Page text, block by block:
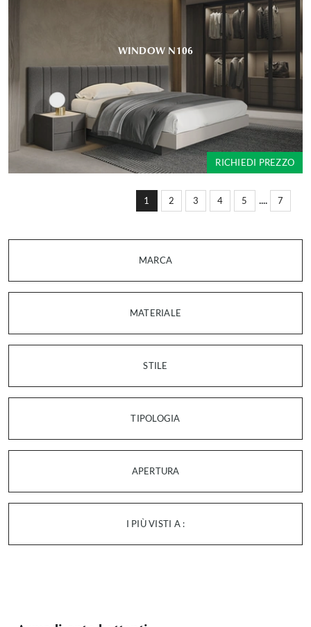
MARCA
MATERIALE
STILE
TIPOLOGIA
APERTURA
I PIÙ VISTI A :
1 2 3 4 5 .... 7
WINDOW N106
RICHIEDI PREZZO